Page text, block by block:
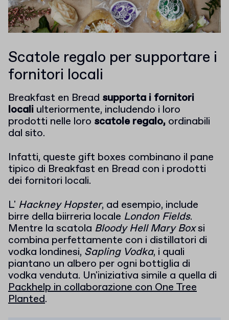
Scatole regalo per supportare i
fornitori locali
Breakfast en Bread supporta i fornitori
locali ulteriormente, includendo i loro
prodotti nelle loro scatole regalo, ordinabili
dal sito.
Infatti, queste gift boxes combinano il pane
tipico di Breakfast en Bread con i prodotti
dei fornitori locali.
L' Hackney Hopster, ad esempio, include
birre della biirreria locale London Fields.
Mentre la scatola Bloody Hell Mary Boxsi
combina perfettamente con i distillatori di
vodka londinesi, Sapling Vodka, i quali
piantano un albero per ogni bottiglia di
vodka venduta. Un'iniziativa simile a quella di
Packhelp in collaborazione con One Tree
Planted.